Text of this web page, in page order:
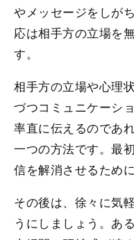
やメッセージをしが
応は相手方の立場を
す。
相手方の立場や心理
づつコミュニケーシ
率直に伝えるのであ
一つの方法です。最
信を解消させるため
その後は、徐々に気
うにしましょう。あ